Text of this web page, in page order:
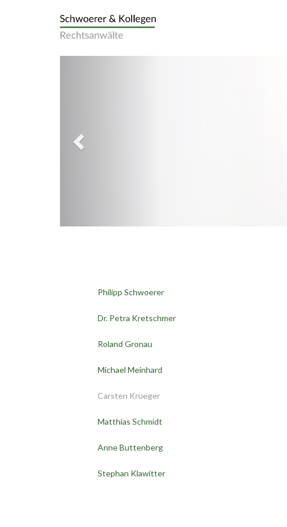
Philipp Schwoerer
Dr. Petra Kretschmer
Roland Gronau
Michael Meinhard
Carsten Krueger
Matthias Schmidt
Anne Buttenberg
Stephan Klawitter